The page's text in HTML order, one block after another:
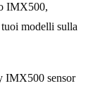
IMX500,
modelli sulla